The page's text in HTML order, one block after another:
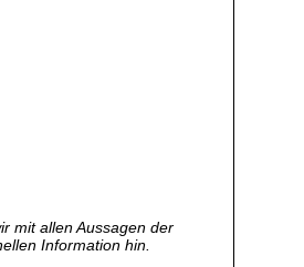
mit allen Aussagen der
Information hin.